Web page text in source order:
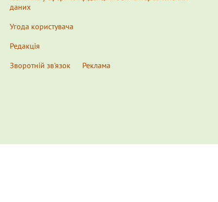
даних
Угода користувача
Редакція
Зворотній зв'язок
Реклама